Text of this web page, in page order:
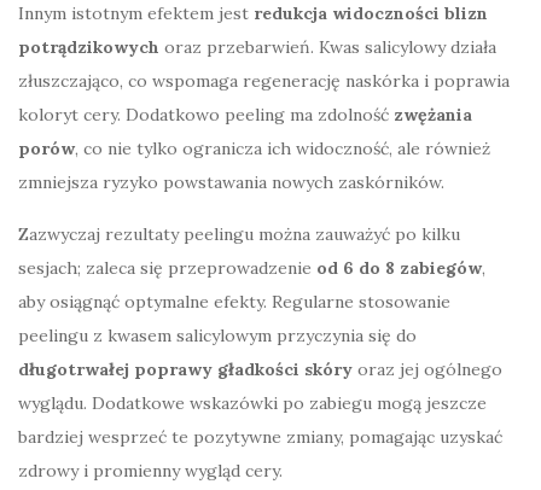
Innym istotnym efektem jest redukcja widoczności blizn
potrądzikowych oraz przebarwień. Kwas salicylowy działa
złuszczająco, co wspomaga regenerację naskórka i poprawia
koloryt cery. Dodatkowo peeling ma zdolność zwężania
porów, co nie tylko ogranicza ich widoczność, ale również
zmniejsza ryzyko powstawania nowych zaskórników.
Zazwyczaj rezultaty peelingu można zauważyć po kilku
sesjach; zaleca się przeprowadzenie od 6 do 8 zabiegów,
aby osiągnąć optymalne efekty. Regularne stosowanie
peelingu z kwasem salicylowym przyczynia się do
długotrwałej poprawy gładkości skóry oraz jej ogólnego
wyglądu. Dodatkowe wskazówki po zabiegu mogą jeszcze
bardziej wesprzeć te pozytywne zmiany, pomagając uzyskać
zdrowy i promienny wygląd cery.